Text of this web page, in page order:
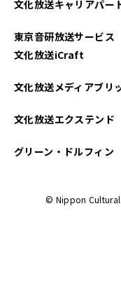
文化放送キャリアパー
東京音研放送サービス
文化放送iCraft
文化放送メディアブリ
文化放送エクステンド
グリーン・ドルフィン
© Nippon Cultural